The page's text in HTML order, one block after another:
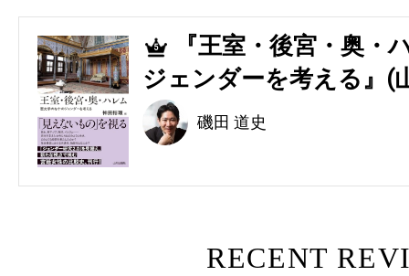
5
『王室・後宮・奥・
ジェンダーを考える』(
磯田 道史
RECENT